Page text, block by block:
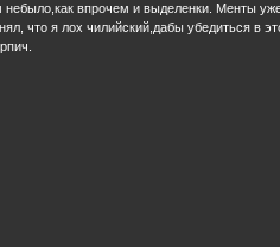
впрочем и выделенки. Менты
что я лох чилийский,дабы убедиться